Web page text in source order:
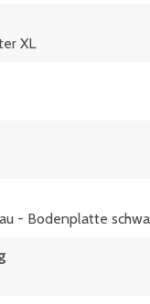
XL
- Bodenplatte